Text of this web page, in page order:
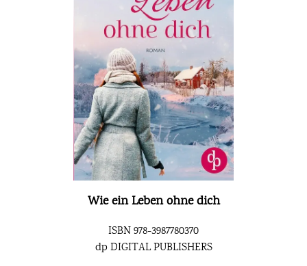
Wie ein Leben ohne dich
ISBN 978-3987780370
dp DIGITAL PUBLISHERS